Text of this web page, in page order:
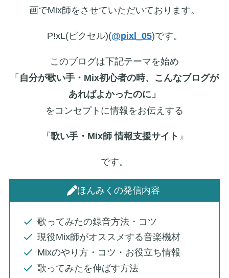
画でMix師をさせていただいております。
P!xL(ピクセル)(@pixl_05)です。
このブログは下記テーマを始め
「 自分が歌い手・Mix初心者の時、こんなブログが
あればよかったのに」
をコンセプトに情報をお伝えする
『歌い手・Mix師 情報支援サイト 』
です。
ほんみくの発信内容
歌ってみたの録音方法・コツ
現役Mix師がオススメする音楽機材
Mixのやり方・コツ・お役立ち情報
歌ってみたを伸ばす方法